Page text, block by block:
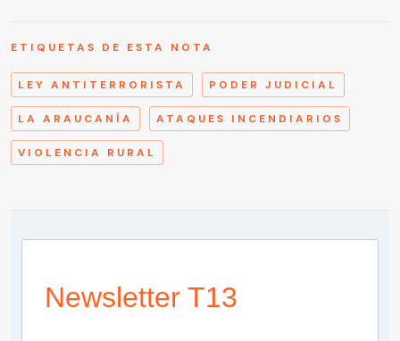
ETIQUETAS DE ESTA NOTA
LEY ANTITERRORISTA PODER JUDICIAL
LA ARAUCANÍA ATAQUES INCENDIARIOS
VIOLENCIA RURAL
Newsletter T13